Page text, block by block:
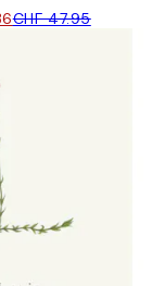
CHF 47.95